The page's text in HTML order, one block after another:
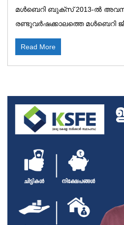
മൾബെറി ബുക്‌സ് 2013-ൽ
രണ്ടുവർഷക്കാലത്തെ മൾബെറി
Read More